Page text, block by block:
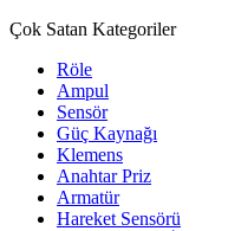
Çok Satan Kategoriler
Röle
Ampul
Sensör
Güç Kaynağı
Klemens
Anahtar Priz
Armatür
Hareket Sensörü